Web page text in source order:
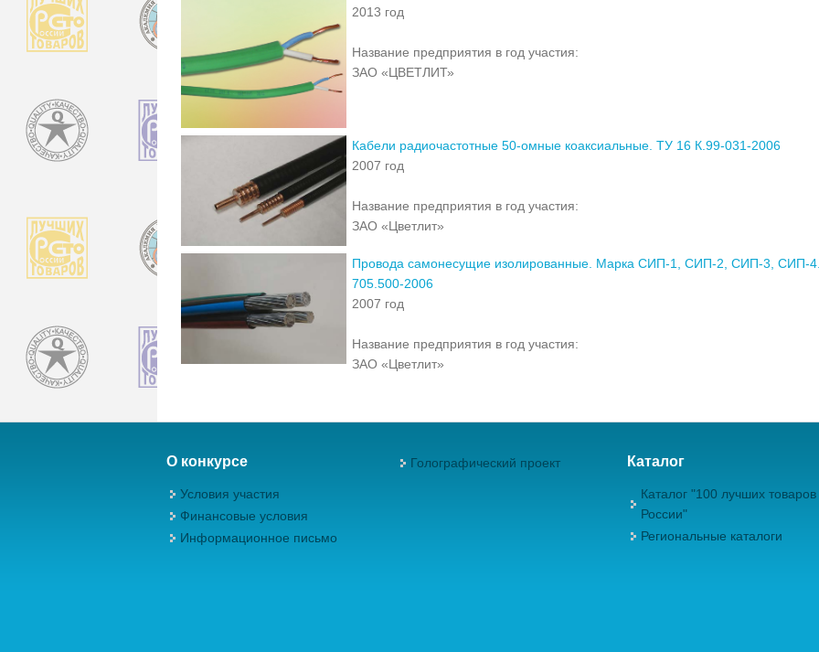
2013 год
Название предприятия в год участия:
ЗАО «ЦВЕТЛИТ»
Кабели радиочастотные 50-омные коаксиальные. ТУ 16 К.99-031-2006
2007 год
Название предприятия в год участия:
ЗАО «Цветлит»
Провода самонесущие изолированные. Марка СИП-1, СИП-2, СИП-3, СИП-
705.500-2006
2007 год
Название предприятия в год участия:
ЗАО «Цветлит»
О конкурсе
Условия участия
Финансовые условия
Информационное письмо
Голографический проект Каталог
Каталог "100 лучших товаров
России"
Региональные каталоги